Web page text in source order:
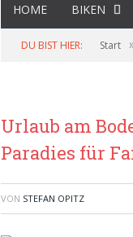
HOME BIKEN
DU BIST HIER: Start
Urlaub am
Paradies für
VON STEFAN OPITZ